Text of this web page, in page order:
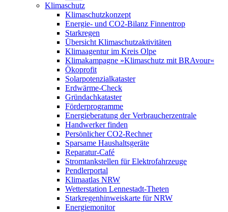
Klimaschutz
Klimaschutzkonzept
Energie- und CO2-Bilanz Finnentrop
Starkregen
Übersicht Klimaschutzaktivitäten
Klimaagentur im Kreis Olpe
Klimakampagne »Klimaschutz mit BRAvour«
Ökoprofit
Solarpotenzialkataster
Erdwärme-Check
Gründachkataster
Förderprogramme
Energieberatung der Verbraucherzentrale
Handwerker finden
Persönlicher CO2-Rechner
Sparsame Haushaltsgeräte
Reparatur-Café
Stromtankstellen für Elektrofahrzeuge
Pendlerportal
Klimaatlas NRW
Wetterstation Lennestadt-Theten
Starkregenhinweiskarte für NRW
Energiemonitor